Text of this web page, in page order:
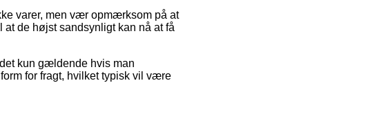
varer, men vær opmærksom på at
at de højst sandsynligt kan nå at få
kun gældende hvis man
for fragt, hvilket typisk vil være